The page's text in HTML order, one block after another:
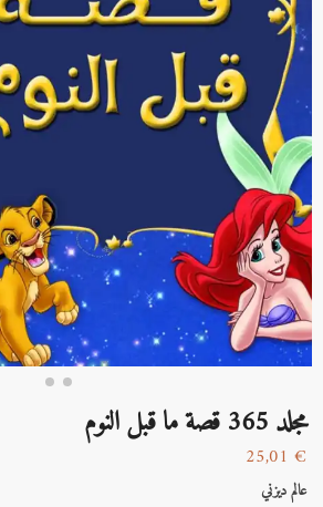
مجلد 365 قصة ما قبل النوم
25,01 €
عالم ديزني